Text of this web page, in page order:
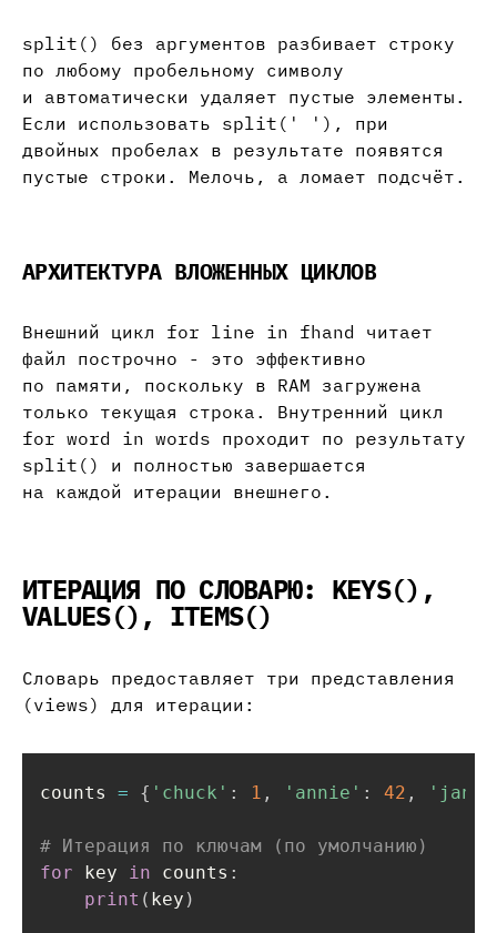
split() без аргументов разбивает строку
по любому пробельному символу
и автоматически удаляет пустые элементы.
Если использовать split(' '), при
двойных пробелах в результате появятся
пустые строки. Мелочь, а ломает подсчёт.
АРХИТЕКТУРА ВЛОЖЕННЫХ ЦИКЛОВ
Внешний цикл for line in fhand читает
файл построчно - это эффективно
по памяти, поскольку в RAM загружена
только текущая строка. Внутренний цикл
for word in words проходит по результату
split() и полностью завершается
на каждой итерации внешнего.
ИТЕРАЦИЯ ПО СЛОВАРЮ: KEYS(),
VALUES(), ITEMS()
Словарь предоставляет три представления
(views) для итерации:
counts = { 'chuck' : 1 , 'annie' : 42 , 'jan'
# Итерация по ключам (по умолчанию)
for key in counts :
print ( key )